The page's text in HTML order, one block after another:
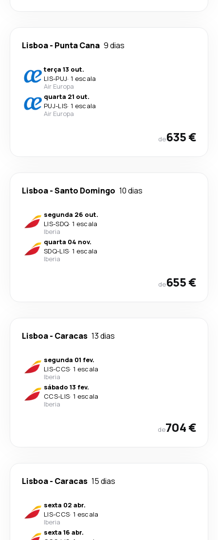
Lisboa- Punta Cana 9 dias
terça 13 out.
LIS-PUJ· 1 escala
Air Europa
quarta 21 out.
PUJ-LIS· 1 escala
Air Europa
de635 €
Lisboa-Santo Domingo 10 dias
segunda 26 out.
LIS-SDQ· 1 escala
Iberia
quarta 04 nov.
SDQ-LIS· 1 escala
Iberia
de655 €
Lisboa- Caracas 13 dias
segunda 01 fev.
LIS-CCS· 1 escala
Iberia
sábado 13 fev.
CCS-LIS· 1 escala
Iberia
de704 €
Lisboa- Caracas 15 dias
sexta 02 abr.
LIS-CCS· 1 escala
Iberia
sexta 16 abr.